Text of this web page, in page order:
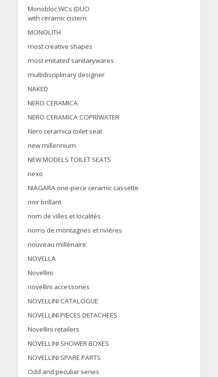
Monobloc WCs (DUO
with ceramic cistern
MONOLITH
most creative shapes
most imitated sanitarywares
multidisciplinary designer
NAKED
NERO CERAMICA
NERO CERAMICA COPRIWATER
Nero ceramica toilet seat
new millennium
NEW MODELS TOILET SEATS
nexo
NIAGARA one-piece ceramic cassette
noir brillant
nom de villes et localités
noms de montagnes et rivières
nouveau millénaire
NOVELLA
Novellini
novellini accessories
NOVELLINI CATALOGUE
NOVELLINI PIECES DETACHEES
Novellini retailers
NOVELLINI SHOWER BOXES
NOVELLINI SPARE PARTS
Odd and peculiar series